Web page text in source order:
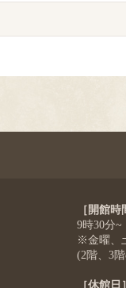
［開館時
9時30分~
※金曜、
(2階、3
［休館日